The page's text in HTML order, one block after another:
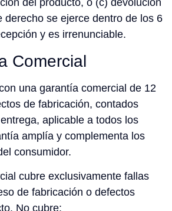
del producto, o (c) devolución
derecho se ejerce dentro de los 6
y es irrenunciable.
Comercial
una garantía comercial de 12
de fabricación, contados
aplicable a todos los
amplía y complementa los
consumidor.
cubre exclusivamente fallas
de fabricación o defectos
No cubre: